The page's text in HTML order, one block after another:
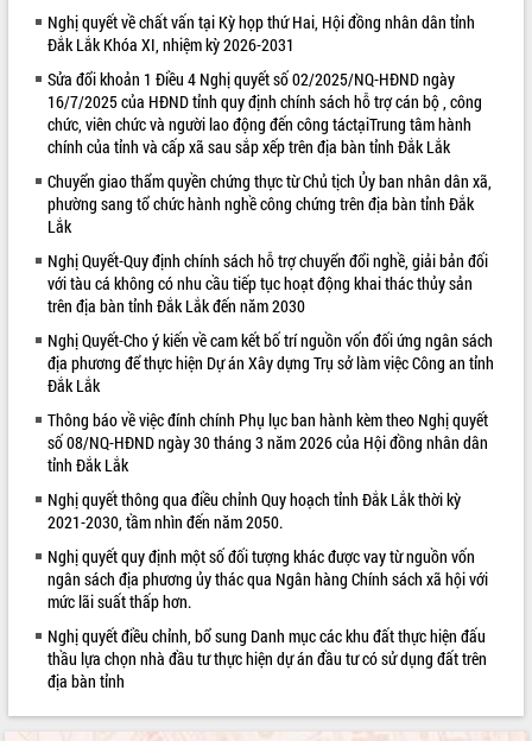
Loading the player...
Bí thư Tỉnh ủy Lương Nguyễn Minh
Triết thăm, tặng quà người có công với
cách mạng
Rà soát, hoàn thiện hệ thống thiết chế
phát triển mới
Thường trực HĐND tỉnh Đắk Lắk gặp
mặt Đoàn chuyên gia y tế TP. Hồ Chí
Minh
Lễ truy điệu và an táng hài cốt liệt sĩ
tại Nghĩa trang Liệt sĩ xã Sơn Hòa
Bàn giải pháp tháo gỡ khó khăn trong
xuất khẩu sầu riêng và triển khai quy
định EUDR
Thứ trưởng Bộ Nông nghiệp và Môi
trường Nguyễn Hoàng Hiệp khảo sát
vùng trồng và doanh nghiệp đóng gói
sầu riêng tại Đắk Lắk
Trình diễn nghệ thuật chế biến các
món ăn từ sầu riêng
Đắk Lắk công bố Quy hoạch và xúc
tiến đầu tư tỉnh
Ngành cá ngừ Đắk Lắk chủ động thích
ALBUM ẢNH
LIÊN KẾT WEB
Nghị quyết về chất vấn tại Kỳ họp thứ Hai, Hội đồng nhân dân tỉnh
Đắk Lắk Khóa XI, nhiệm kỳ 2026-2031
Sửa đổi khoản 1 Điều 4 Nghị quyết số 02/2025/NQ-HĐND ngày
16/7/2025 của HĐND tỉnh quy định chính sách hỗ trợ cán bộ , công
chức, viên chức và người lao động đến công táctạiTrung tâm hành
chính của tỉnh và cấp xã sau sắp xếp trên địa bàn tỉnh Đắk Lắk
Chuyển giao thẩm quyền chứng thực từ Chủ tịch Ủy ban nhân dân xã,
phường sang tổ chức hành nghề công chứng trên địa bàn tỉnh Đắk
Lắk
Nghị Quyết-Quy định chính sách hỗ trợ chuyển đổi nghề, giải bản đối
với tàu cá không có nhu cầu tiếp tục hoạt động khai thác thủy sản
trên địa bàn tỉnh Đắk Lắk đến năm 2030
Nghị Quyết-Cho ý kiến về cam kết bố trí nguồn vốn đối ứng ngân sách
địa phương để thực hiện Dự án Xây dựng Trụ sở làm việc Công an tỉnh
Đắk Lắk
Thông báo về việc đính chính Phụ lục ban hành kèm theo Nghị quyết
số 08/NQ-HĐND ngày 30 tháng 3 năm 2026 của Hội đồng nhân dân
tỉnh Đắk Lắk
Nghị quyết thông qua điều chỉnh Quy hoạch tỉnh Đắk Lắk thời kỳ
2021-2030, tầm nhìn đến năm 2050.
Nghị quyết quy định một số đối tượng khác được vay từ nguồn vốn
ngân sách địa phương ủy thác qua Ngân hàng Chính sách xã hội với
mức lãi suất thấp hơn.
Nghị quyết điều chỉnh, bổ sung Danh mục các khu đất thực hiện đấu
thầu lựa chọn nhà đầu tư thực hiện dự án đầu tư có sử dụng đất trên
địa bàn tỉnh